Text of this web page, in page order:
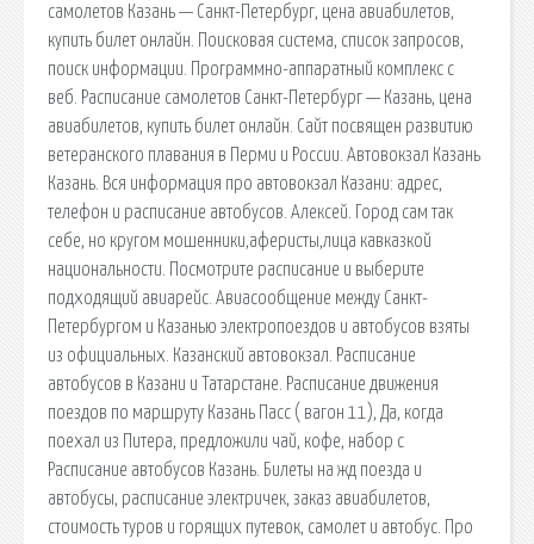
самолетов Казань — Санкт-Петербург, цена авиабилетов,
купить билет онлайн. Поисковая сиcтема, список запросов,
поиск информации. Программно-аппаратный комплекс с
веб. Расписание самолетов Санкт-Петербург — Казань, цена
авиабилетов, купить билет онлайн. Сайт посвящен развитию
ветеранского плавания в Перми и России. Автовокзал Казань
Казань. Вся информация про автовокзал Казани: адрес,
телефон и расписание автобусов. Алексей. Город сам так
себе, но кругом мошенники,аферисты,лица кавказкой
национальности. Посмотрите расписание и выберите
подходящий авиарейс. Авиасообщение между Санкт-
Петербургом и Казанью электропоездов и автобусов взяты
из официальных. Казанский автовокзал. Расписание
автобусов в Казани и Татарстане. Расписание движения
поездов по маршруту Казань Пасс ( вагон 11), Да, когда
поехал из Питера, предложили чай, кофе, набор с
Расписание автобусов Казань. Билеты на жд поезда и
автобусы, расписание электричек, заказ авиабилетов,
стоимость туров и горящих путевок, самолет и автобус. Про